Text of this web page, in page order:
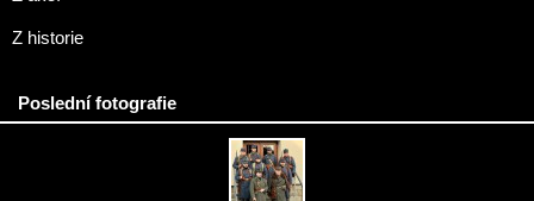
Z historie
Poslední fotografie